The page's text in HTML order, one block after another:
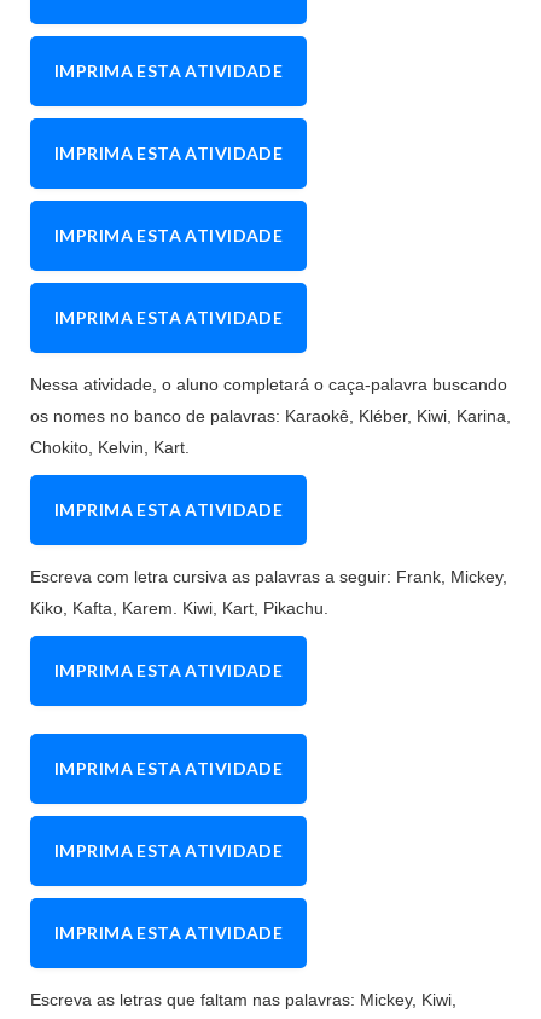
IMPRIMA ESTA ATIVIDADE
IMPRIMA ESTA ATIVIDADE
IMPRIMA ESTA ATIVIDADE
IMPRIMA ESTA ATIVIDADE
Nessa atividade, o aluno completará o caça-palavra buscando
os nomes no banco de palavras: Karaokê, Kléber, Kiwi, Karina,
Chokito, Kelvin, Kart.
IMPRIMA ESTA ATIVIDADE
Escreva com letra cursiva as palavras a seguir: Frank, Mickey,
Kiko, Kafta, Karem. Kiwi, Kart, Pikachu.
IMPRIMA ESTA ATIVIDADE
IMPRIMA ESTA ATIVIDADE
IMPRIMA ESTA ATIVIDADE
IMPRIMA ESTA ATIVIDADE
Escreva as letras que faltam nas palavras: Mickey, Kiwi,